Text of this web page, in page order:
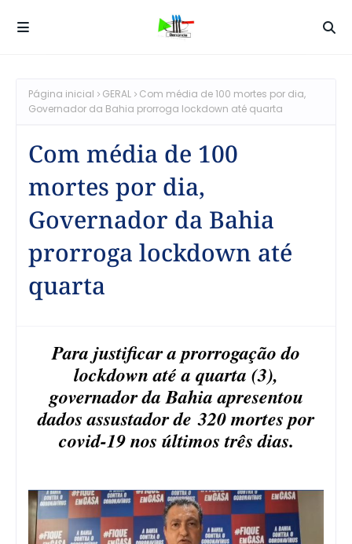
Página inicial GERAL
Com média de 100 mortes por dia,
Governador da Bahia prorroga lockdown até quarta
Com média de 100
mortes por dia,
Governador da Bahia
prorroga lockdown até
quarta
Para justificar a prorrogação do
lockdown até a quarta (3),
governador da Bahia apresentou
dados assustador de 320 mortes por
covid-19 nos últimos três dias.